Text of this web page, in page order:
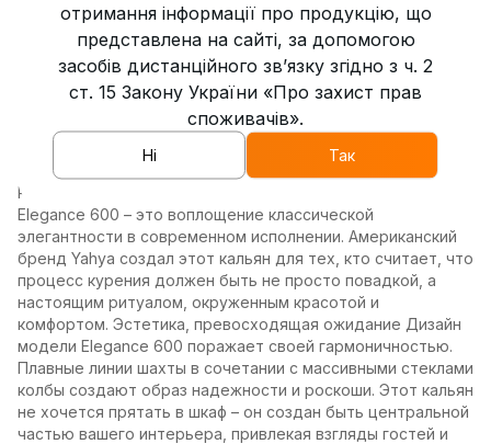
Тип соединения с колбой клик
Диаметр внутренней трубки 17 мм
Описание
Кальян Yahya Elegance 600 — Символ Утонченности и
Релакса. Название модели говорит само за себя. Yahya
Elegance 600 – это воплощение классической
элегантности в современном исполнении. Американский
бренд Yahya создал этот кальян для тех, кто считает, что
процесс курения должен быть не просто повадкой, а
настоящим ритуалом, окруженным красотой и
комфортом. Эстетика, превосходящая ожидание Дизайн
модели Elegance 600 поражает своей гармоничностью.
Плавные линии шахты в сочетании с массивными стеклами
колбы создают образ надежности и роскоши. Этот кальян
не хочется прятать в шкаф – он создан быть центральной
частью вашего интерьера, привлекая взгляды гостей и
отримання інформації про продукцію, що
представлена на сайті, за допомогою
засобів дистанційного зв’язку згідно з ч. 2
ст. 15 Закону України «Про захист прав
споживачів».
Ні Так